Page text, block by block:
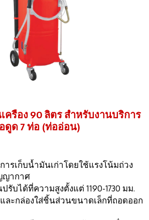
ครื่อง 90 ลิตร สำหรับงานบริการ
ดูด 7 ท่อ (ท่ออ่อน)
ารเก็บน้ำมันเก่าโดยใช้แรงโน้มถ่วง
ญากาศ
รับได้ที่ความสูงตั้งแต่ 1190-1730 มม.
ละกล่องใส่ชิ้นส่วนขนาดเล็กที่ถอดออก